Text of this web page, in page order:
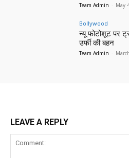
Team Admin - May
Bollywood
न्यू फोटोशूट पर
उर्फी की बहन
Team Admin -
LEAVE A REPLY